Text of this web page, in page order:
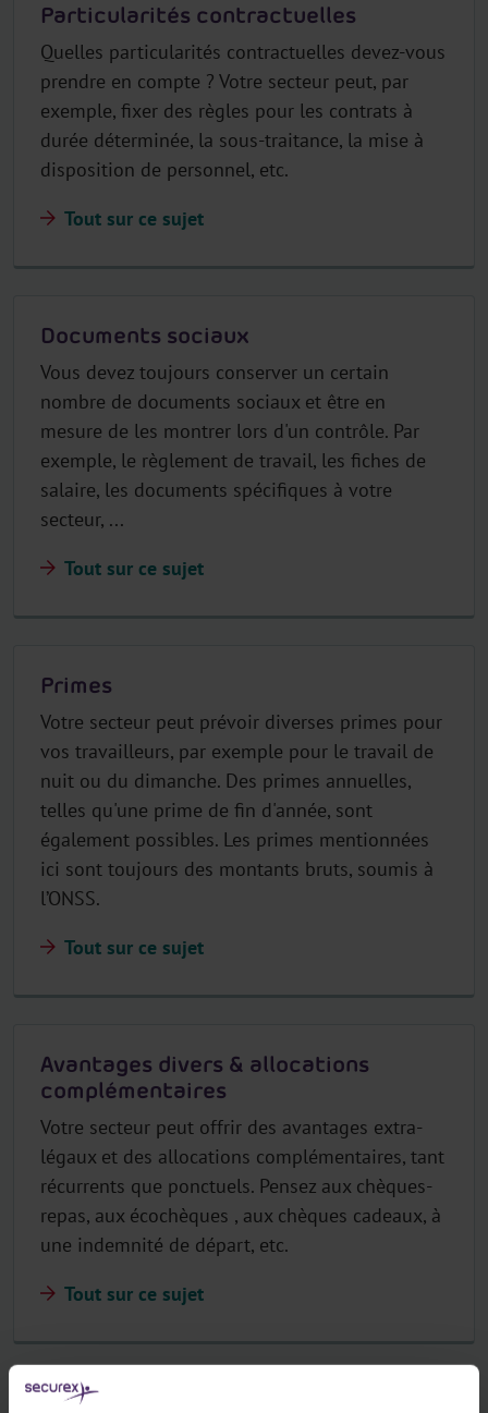
Particularités contractuelles
Quelles particularités contractuelles devez-vous
prendre en compte ? Votre secteur peut, par
exemple, fixer des règles pour les contrats à
durée déterminée, la sous-traitance, la mise à
disposition de personnel, etc.
Tout sur ce sujet
Documents sociaux
Vous devez toujours conserver un certain
nombre de documents sociaux et être en
mesure de les montrer lors d'un contrôle. Par
exemple, le règlement de travail, les fiches de
salaire, les documents spécifiques à votre
secteur, ...
Tout sur ce sujet
Primes
Votre secteur peut prévoir diverses primes pour
vos travailleurs, par exemple pour le travail de
nuit ou du dimanche. Des primes annuelles,
telles qu'une prime de fin d'année, sont
également possibles. Les primes mentionnées
ici sont toujours des montants bruts, soumis à
l’ONSS.
Tout sur ce sujet
Avantages divers & allocations
complémentaires
Votre secteur peut offrir des avantages extra-
légaux et des allocations complémentaires, tant
récurrents que ponctuels. Pensez aux chèques-
repas, aux écochèques , aux chèques cadeaux, à
une indemnité de départ, etc.
Tout sur ce sujet